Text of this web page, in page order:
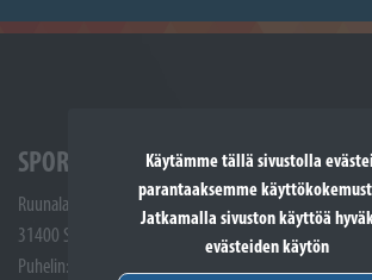
Käytämme tällä sivustolla
parantaaksemme
Jatkamalla sivuston käyttöä
evästeiden käytön
SPORTTIKONE SOMERO
Ruunalantie 5
31400 Somero
Puhelin: (02) 748 9300